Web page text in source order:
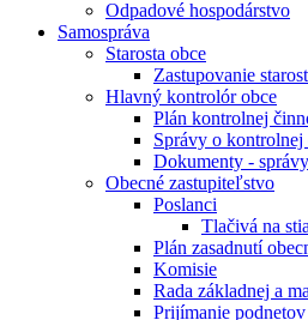
Odpadové hospodárstvo
Samospráva
Starosta obce
Zastupovanie
Hlavný kontrolór obce
Plán kontrolnej
Správy o kontrolnej
Dokumenty - správy
Obecné zastupiteľstvo
Poslanci
Tlačivá na
Plán zasadnutí
Komisie
Rada základnej a
Prijímanie